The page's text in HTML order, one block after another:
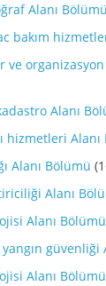
Alanı Bölümü
bakım
ve
Alanı
hizmetleri
Alanı Bölümü
Alanı
Alanı Bölümü
güvenliği
Alanı Bölümü